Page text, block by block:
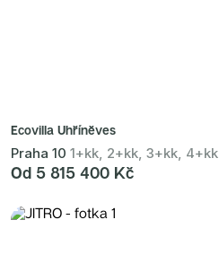
Ecovilla Uhříněves
Praha 10 1+kk, 2+kk, 3+kk, 4+kk
Od 5 815 400 Kč